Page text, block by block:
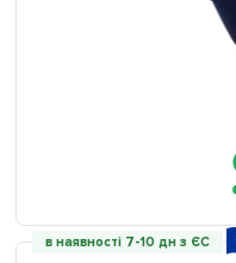
в наявності 7-10 дн з ЄС